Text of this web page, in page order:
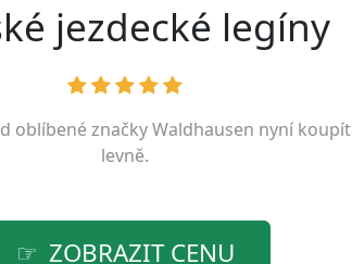
jezdecké legíny
oblíbené značkyWaldhausen nyní
levně.
ZOBRAZIT CENU